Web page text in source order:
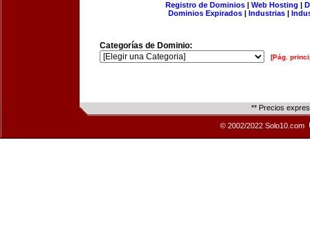
Registro de Dominios| Web Hosting |
Dominios Expirados | Industrias |
Categorías de Dominio:
[Pág.
** Precios
© 2002/2022 Solo10.com